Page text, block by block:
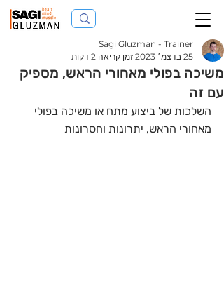
משיכה בפולי מאחורי הראש, מספיק
עם זה
Sagi Gluzman - Trainer
25 בדצמ׳ 2023
זמן קריאה 2 דקות
השלכות של ביצוע מתח או משיכה בפולי
מאחורי הראש, יתרונות וחסרונות